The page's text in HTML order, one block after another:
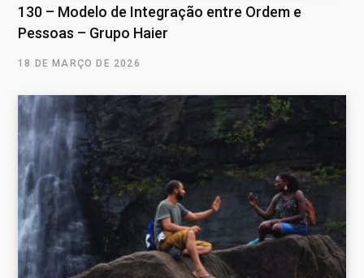
130 – Modelo de Integração entre Ordem e
Pessoas – Grupo Haier
18 DE MARÇO DE 2026